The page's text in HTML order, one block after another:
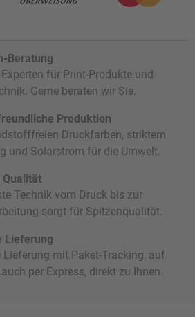
Beratung
für Print-Produkte und
Gerne beraten wir Sie.
Produktion
Druckfarben, striktem
und Solarstrom für die Umwelt.
Qualität
Technik vom Druck bis zur
sorgt für Spitzenqualität.
Lieferung
Lieferung mit Paket-Tracking, auf
per Express, direkt zu Ihnen.